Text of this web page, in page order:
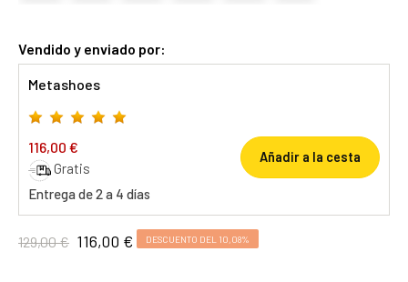
Vendido y enviado por:
Metashoes
116,00 €
Gratis
Entrega de 2 a 4 días
Añadir a la cesta
129,00 € 116,00 € DESCUENTO DEL 10,08%